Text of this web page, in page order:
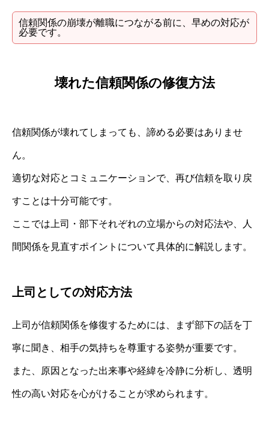
信頼関係の崩壊が離職につながる前に、早めの対応が
必要です。
壊れた信頼関係の修復方法
信頼関係が壊れてしまっても、諦める必要はありませ
ん。
適切な対応とコミュニケーションで、再び信頼を取り戻
すことは十分可能です。
ここでは上司・部下それぞれの立場からの対応法や、人
間関係を見直すポイントについて具体的に解説します。
上司としての対応方法
上司が信頼関係を修復するためには、まず部下の話を丁
寧に聞き、相手の気持ちを尊重する姿勢が重要です。
また、原因となった出来事や経緯を冷静に分析し、透明
性の高い対応を心がけることが求められます。